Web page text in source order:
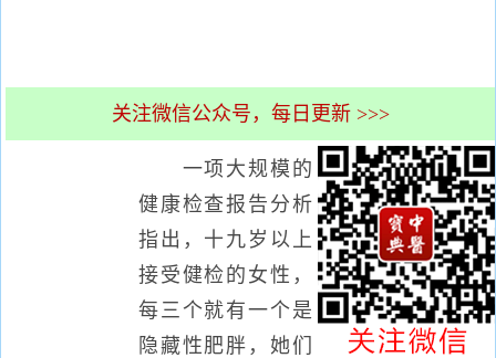
关注微信公众号，每日更新 >>>
一项大规模的
健康检查报告分析
指出，十九岁以上
接受健检的女性，
每三个就有一个是
隐藏性肥胖，她们